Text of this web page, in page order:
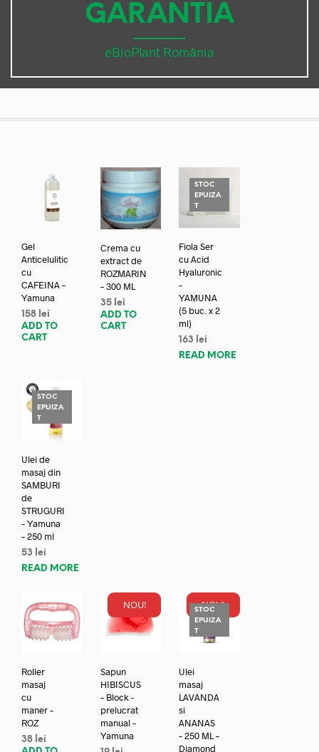
GARANTIA
eBioPlant România
Gel
Anticelulitic
cu
CAFEINA –
Yamuna
158 lei
ADD TO
CART
Crema cu
extract de
ROZMARIN
– 300 ML
35 lei
ADD TO
CART
STOC
EPUIZA
T
Fiola Ser
cu Acid
Hyaluronic
–
YAMUNA
(5 buc. x 2
ml)
163
lei
READ MORE
STOC
EPUIZA
T
Ulei de
masaj din
SAMBURI
de
STRUGURI
– Yamuna
– 250 ml
53
lei
READ MORE
Roller
masaj
cu
maner –
ROZ
38 lei
NOU!
Sapun
HIBISCUS
– Block -
prelucrat
manual –
Yamuna
NOU!
STOC
EPUIZA
T
Ulei
masaj
LAVANDA
si
ANANAS
– 250 ML –
Diamond